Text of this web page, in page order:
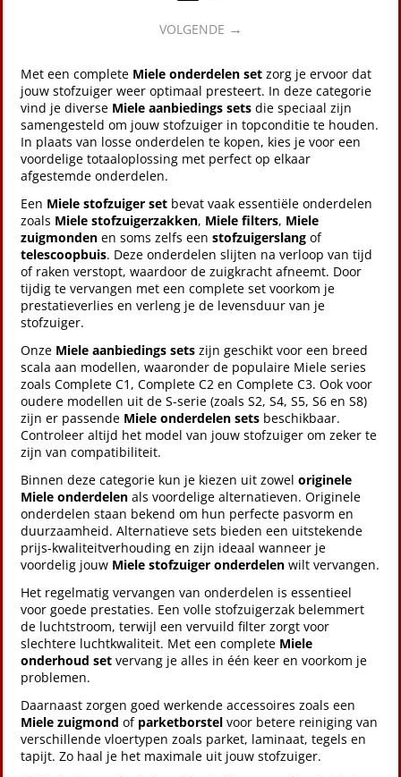
VOLGENDE
Met een complete Miele onderdelen set zorg je ervoor dat
jouw stofzuiger weer optimaal presteert. In deze categorie
vind je diverse Miele aanbiedings sets die speciaal zijn
samengesteld om jouw stofzuiger in topconditie te houden.
In plaats van losse onderdelen te kopen, kies je voor een
voordelige totaaloplossing met perfect op elkaar
afgestemde onderdelen.
Een Miele stofzuiger set bevat vaak essentiële onderdelen
zoals Miele stofzuigerzakken, Miele filters, Miele
zuigmonden en soms zelfs een stofzuigerslang of
telescoopbuis. Deze onderdelen slijten na verloop van tijd
of raken verstopt, waardoor de zuigkracht afneemt. Door
tijdig te vervangen met een complete set voorkom je
prestatieverlies en verleng je de levensduur van je
stofzuiger.
Onze Miele aanbiedings sets zijn geschikt voor een breed
scala aan modellen, waaronder de populaire Miele series
zoals Complete C1, Complete C2 en Complete C3. Ook voor
oudere modellen uit de S-serie (zoals S2, S4, S5, S6 en S8)
zijn er passende Miele onderdelen sets beschikbaar.
Controleer altijd het model van jouw stofzuiger om zeker te
zijn van compatibiliteit.
Binnen deze categorie kun je kiezen uit zowel originele
Miele onderdelen als voordelige alternatieven. Originele
onderdelen staan bekend om hun perfecte pasvorm en
duurzaamheid. Alternatieve sets bieden een uitstekende
prijs-kwaliteitverhouding en zijn ideaal wanneer je
voordelig jouw Miele stofzuiger onderdelen wilt vervangen.
Het regelmatig vervangen van onderdelen is essentieel
voor goede prestaties. Een volle stofzuigerzak belemmert
de luchtstroom, terwijl een vervuild filter zorgt voor
slechtere luchtkwaliteit. Met een complete Miele
onderhoud set vervang je alles in één keer en voorkom je
problemen.
Daarnaast zorgen goed werkende accessoires zoals een
Miele zuigmond of parketborstel voor betere reiniging van
verschillende vloertypen zoals parket, laminaat, tegels en
tapijt. Zo haal je het maximale uit jouw stofzuiger.